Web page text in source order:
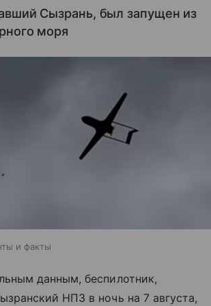
Сызрань, был запущен из
моря
и факты
данным, беспилотник,
НПЗ в ночь на 7 августа,